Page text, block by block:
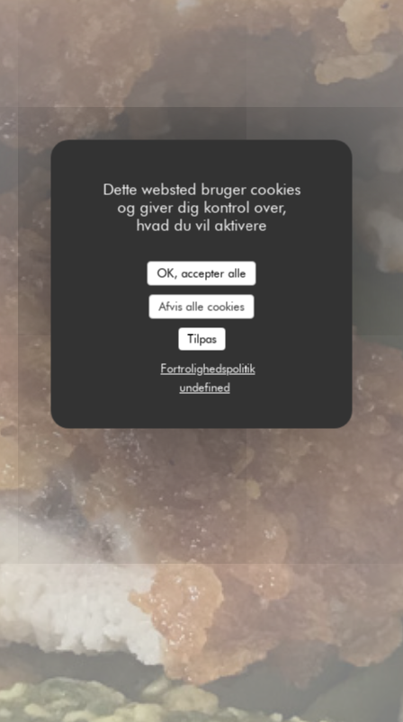
Dette websted bruger cookies
og giver dig kontrol over,
hvad du vil aktivere
OK, accepter alle
Afvis alle cookies
Tilpas
Fortrolighedspolitik
undefined